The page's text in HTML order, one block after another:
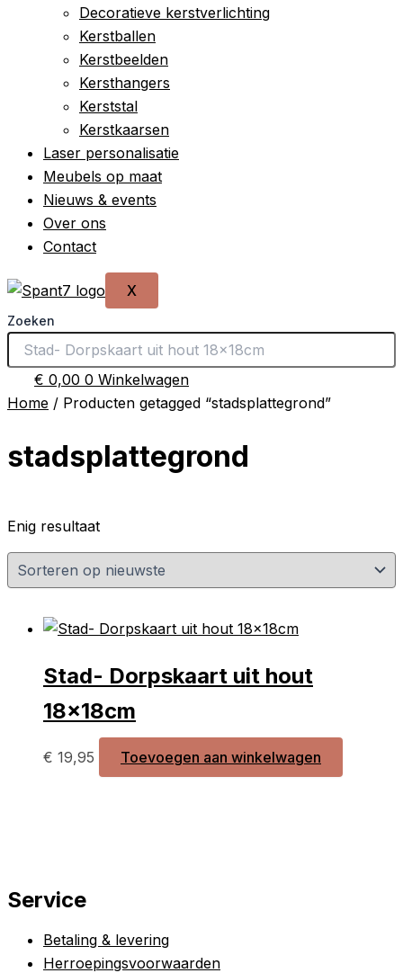
Decoratieve kerstverlichting
Kerstballen
Kerstbeelden
Kersthangers
Kerststal
Kerstkaarsen
Laser personalisatie
Meubels op maat
Nieuws & events
Over ons
Contact
X
Zoeken
€ 0,00 0 Winkelwagen
Home / Producten getagged “stadsplattegrond”
stadsplattegrond
Enig resultaat
Stad- Dorpskaart uit hout
18x18cm
€ 19,95 Toevoegen aan winkelwagen
Service
Betaling & levering
Herroepingsvoorwaarden